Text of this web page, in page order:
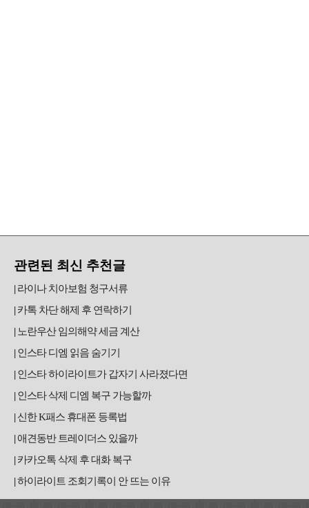
관련된 최신 추천글
라이나 치아보험 청구서류
카톡 차단 해제 후 연락하기
노란우산 임의해약 세금 계산
인스타 디엠 읽음 숨기기
인스타 하이라이트가 갑자기 사라졌다면
인스타 삭제 디엠 복구 가능할까
신한 K패스 휴대폰 등록법
애견동반 트레이더스 있을까
카카오톡 삭제 후 대화 복구
하이라이트 조회기록이 안 뜨는 이유